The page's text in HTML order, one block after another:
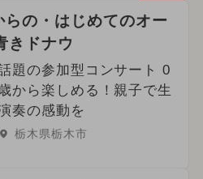
の・はじめてのオー
きドナウ
題の参加型コンサート 0
歳から楽しめる！親子で生
奏の感動を
栃木県栃木市